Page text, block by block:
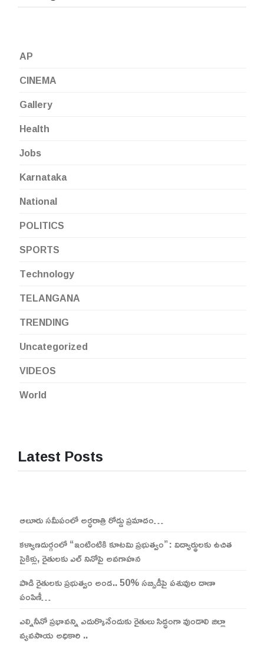
AP
CINEMA
Gallery
Health
Jobs
Karnataka
National
POLITICS
SPORTS
Technology
TELANGANA
TRENDING
Uncategorized
VIDEOS
World
Latest Posts
ఆలూరు సమీపంలో అర్ధరాత్రి రోడ్డు ప్రమాదం…
కళ్యాణదుర్గంలో “ఇంటింటికి కూటమి ప్రభుత్వం”: విద్యార్థులకు ఉచిత
సైకిళ్లు, రైతులకు ఎల్ నినోపై అవగాహన
పాడి రైతులకు ప్రభుత్వం అండ.. 50% సబ్సిడీపై పశువుల దాణా
పంపిణీ…
ఎల్నినీనో ప్రభావన్ని ఎదుర్కొనేందుకు రైతులు సిద్ధంగా వుండాలి జిల్లా
వ్యవసాయ అధికారి ..